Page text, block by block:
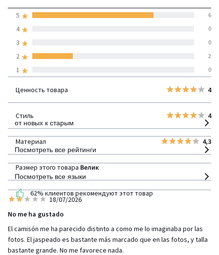
(8 отзывов)
1 0
2 2
3 0
4 0
5 6
Ценность товара 4
Стиль 4
Материал 4,3
Размер этого товара Велик
62% клиентов рекомендуют этот товар
от новых к старым
Посмотреть все рейтинги
Посмотреть все языки
18/07/2026
No me ha gustado
El camisón me ha parecido distinto a como me lo imaginaba por las
fotos. El jaspeado es bastante más marcado que en las fotos, y talla
bastante grande. No me favorece nada.